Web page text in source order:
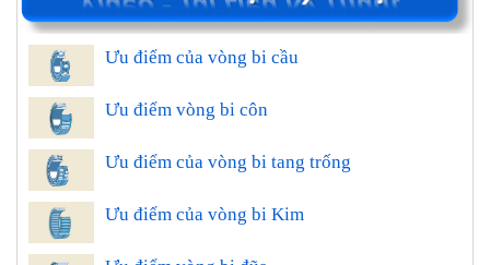
Ưu điểm của vòng bi cầu
Ưu điểm vòng bi côn
Ưu điểm của vòng bi tang trống
Ưu điểm của vòng bi Kim